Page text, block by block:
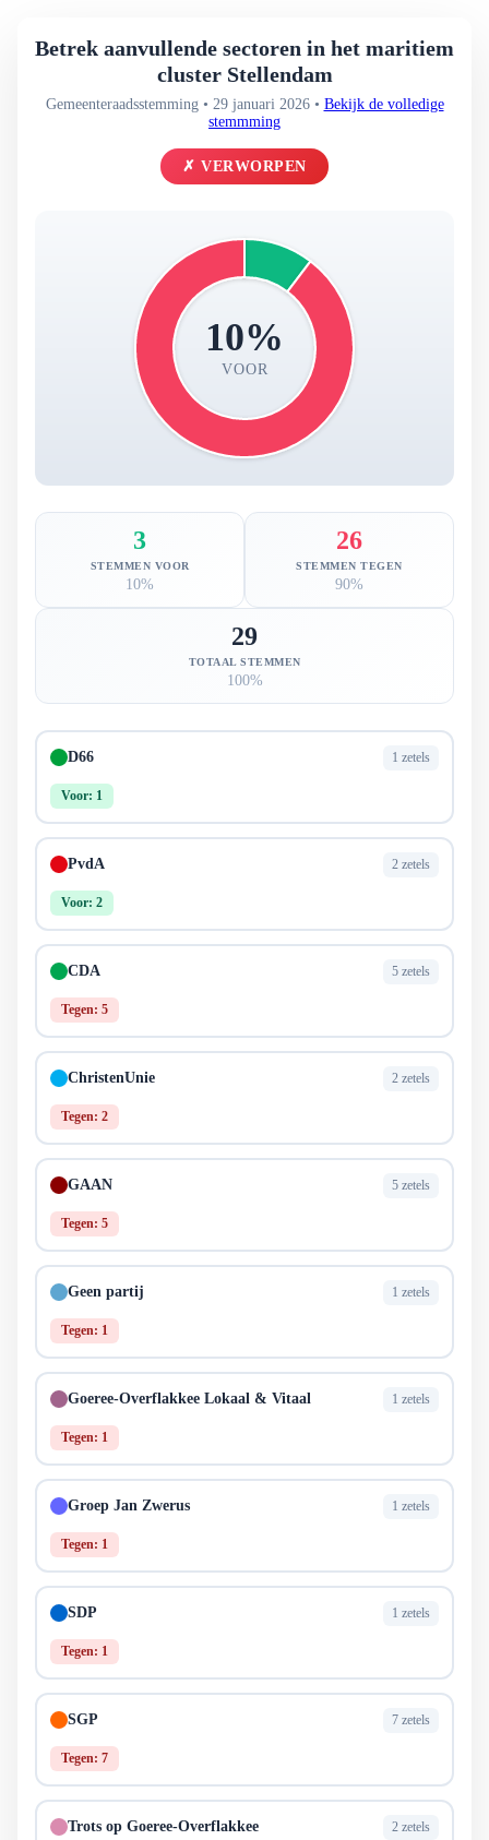
Betrek aanvullende sectoren in het maritiem
cluster Stellendam
Gemeenteraadsstemming • 29 januari 2026 • Bekijk de volledige
stemmming
✗ VERWORPEN
10%
VOOR
3
STEMMEN VOOR
10%
26
STEMMEN TEGEN
90%
29
TOTAAL STEMMEN
100%
D66 1 zetels
Voor: 1
PvdA 2 zetels
Voor: 2
CDA 5 zetels
Tegen: 5
ChristenUnie 2 zetels
Tegen: 2
GAAN 5 zetels
Tegen: 5
Geen partij 1 zetels
Tegen: 1
Goeree-Overflakkee Lokaal & Vitaal 1 zetels
Tegen: 1
Groep Jan Zwerus 1 zetels
Tegen: 1
SDP 1 zetels
Tegen: 1
SGP 7 zetels
Tegen: 7
Trots op Goeree-Overflakkee 2 zetels